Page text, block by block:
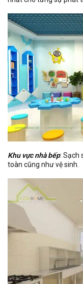
Khu vực nhà bếp: Sạch
toàn cũng như vệ sinh.